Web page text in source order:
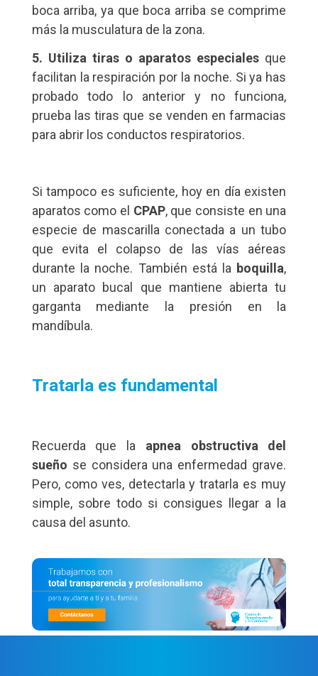
boca arriba, ya que boca arriba se comprime
más la musculatura de la zona.
5. Utiliza tiras o aparatos especiales que
facilitan la respiración por la noche. Si ya has
probado todo lo anterior y no funciona,
prueba las tiras que se venden en farmacias
para abrir los conductos respiratorios.
Si tampoco es suficiente, hoy en día existen
aparatos como el CPAP, que consiste en una
especie de mascarilla conectada a un tubo
que evita el colapso de las vías aéreas
durante la noche. También está la boquilla,
un aparato bucal que mantiene abierta tu
garganta mediante la presión en la
mandíbula.
Tratarla es fundamental
Recuerda que la apnea obstructiva del
sueño se considera una enfermedad grave.
Pero, como ves, detectarla y tratarla es muy
simple, sobre todo si consigues llegar a la
causa del asunto.